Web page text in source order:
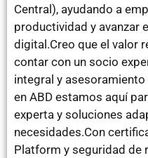
Central), ayudando a
productividad y avanzar
digital.Creo que el valor
contar con un socio
integral y
en ABD estamos aquí
experta y soluciones
necesidades.Con
Platform y seguridad de